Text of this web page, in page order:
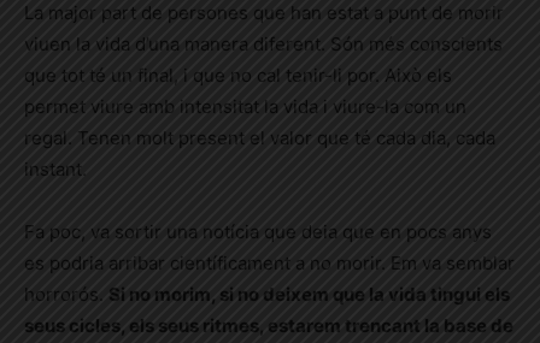
La major part de persones que han estat a punt de morir
viuen la vida d’una manera diferent. Són més conscients
que tot té un final, i que no cal tenir-li por. Això els
permet viure amb intensitat la vida i viure-la com un
regal. Tenen molt present el valor que té cada dia, cada
instant.
Fa poc, va sortir una notícia que deia que en pocs anys
es podria arribar científicament a no morir. Em va semblar
horrorós. Si no morim, si no deixem que la vida tingui els
seus cicles, els seus ritmes, estarem trencant la base de